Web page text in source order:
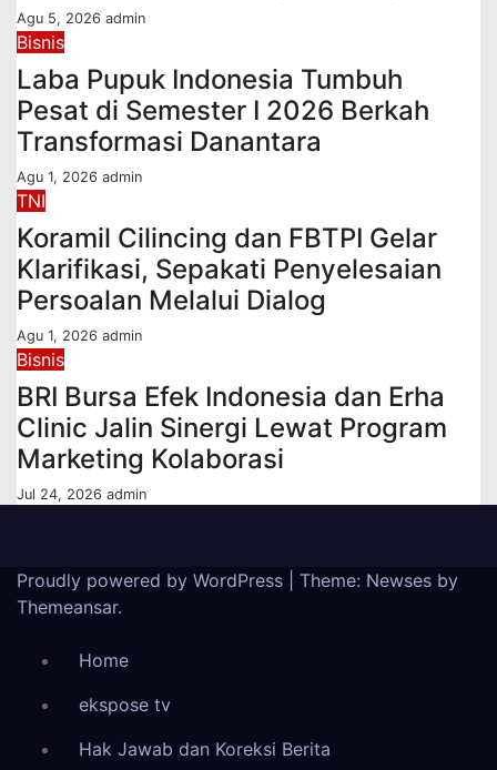
Agu 5, 2026 admin
Bisnis
Laba Pupuk Indonesia Tumbuh
Pesat di Semester I 2026 Berkah
Transformasi Danantara
Agu 1, 2026 admin
TNI
Koramil Cilincing dan FBTPI Gelar
Klarifikasi, Sepakati Penyelesaian
Persoalan Melalui Dialog
Agu 1, 2026 admin
Bisnis
BRI Bursa Efek Indonesia dan Erha
Clinic Jalin Sinergi Lewat Program
Marketing Kolaborasi
Jul 24, 2026 admin
Proudly powered by WordPress
Theme: Newses by
Themeansar.
Home
ekspose tv
Hak Jawab dan Koreksi Berita